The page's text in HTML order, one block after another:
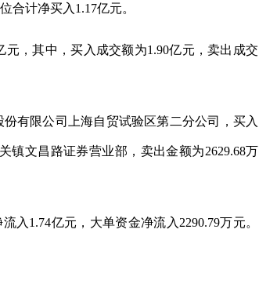
合计净买入1.17亿元。
，其中，买入成交额为1.90亿元，卖出成交
有限公司上海自贸试验区第二分公司，买入
镇文昌路证券营业部，卖出金额为2629.68万
入1.74亿元，大单资金净流入2290.79万元。